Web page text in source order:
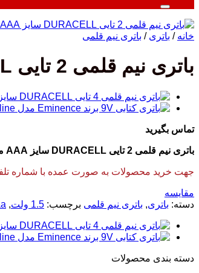
خانه / باتری / باتری نیم قلمی
باتری نیم قلمی 2 تایی DURACELL سایز AAA مدل Alkaline
تماس بگیرید
باتری نیم قلمی 2 تایی DURACELL سایز AAA مدل Alkaline
جهت خرید محصولات به صورت عمده با شماره
مقایسه
دسته: باتری, باتری نیم قلمی برچسب: 1.5 ولت ,
دسته‌ بندی محصولات